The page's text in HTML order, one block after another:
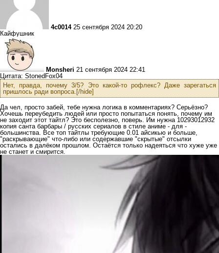
4c0014 25 сентября 2024 20:20
Кайфушник
Monsheri 21 сентября 2024 22:41
Цитата: StonedFox04
Нет, правда, почему 3/5? Это какой-то рофлекс? Даже зарегаться
пришлось ради вопроса.[/hide]
Да чел, просто забей, тебе нужна логика в комментариях? Серьёзно?
Хочешь переубедить людей или просто попытаться понять, почему им
не заходит этот тайтл? Это бесполезно, поверь. Им нужна 10293012932
копия санта барбары / русских сериалов в стиле аниме - для -
большинства. Все топ тайтлы требующие 0.01 айсикью и больше,
"раскрывающие" что-либо или содержавшие "скрытые" отсылки
остались в далёком прошлом. Остаётся только надеяться что хуже уже
не станет и смирится.